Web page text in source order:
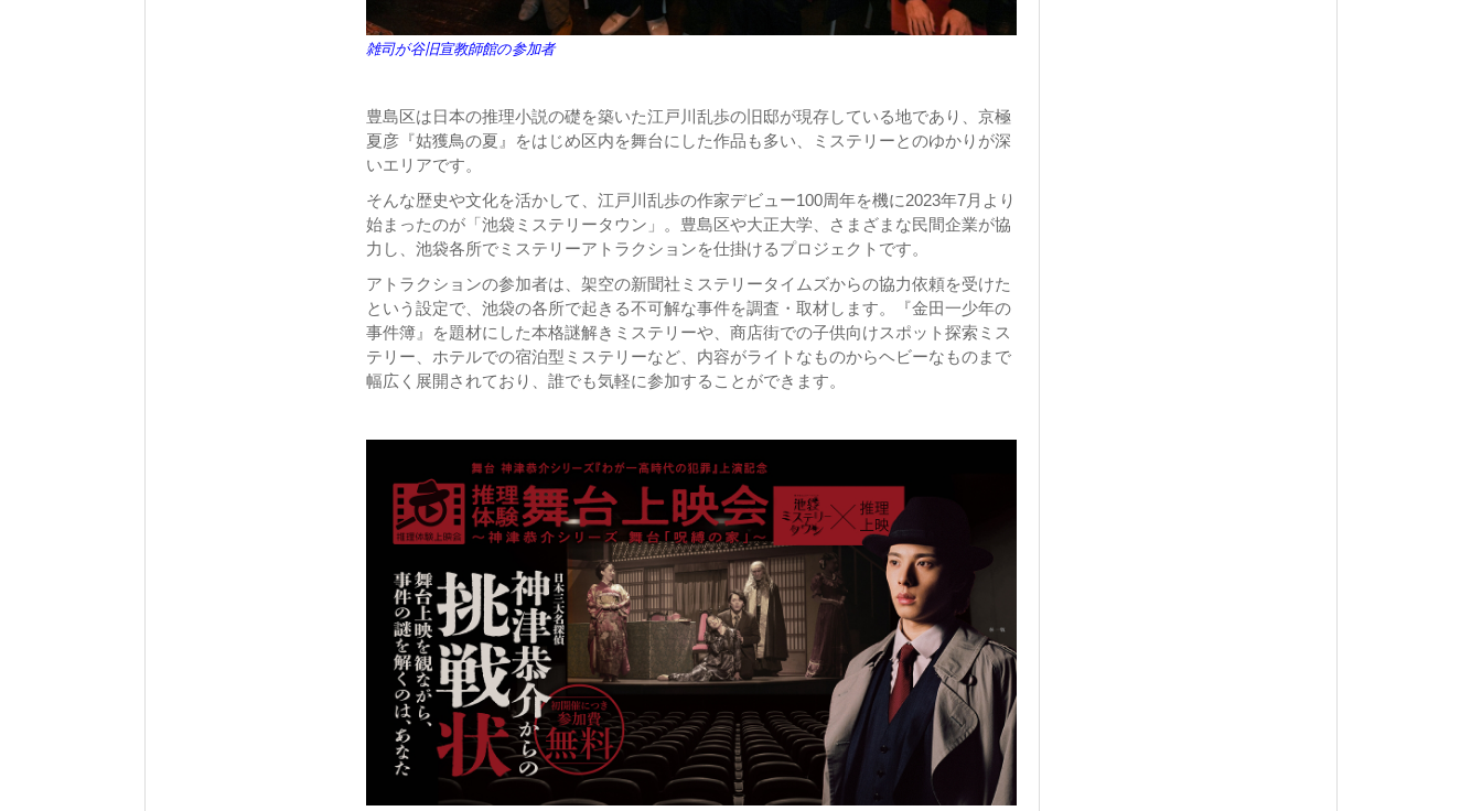
雑司が谷旧宣教師館の参加者
豊島区は日本の推理小説の礎を築いた江戸川乱歩の旧邸が現存している地であり、京極
夏彦『姑獲鳥の夏』をはじめ区内を舞台にした作品も多い、ミステリーとのゆかりが深
いエリアです。
そんな歴史や文化を活かして、江戸川乱歩の作家デビュー100周年を機に2023年7月より
始まったのが「池袋ミステリータウン」。豊島区や大正大学、さまざまな民間企業が協
力し、池袋各所でミステリーアトラクションを仕掛けるプロジェクトです。
アトラクションの参加者は、架空の新聞社ミステリータイムズからの協力依頼を受けた
という設定で、池袋の各所で起きる不可解な事件を調査・取材します。『金田一少年の
事件簿』を題材にした本格謎解きミステリーや、商店街での子供向けスポット探索ミス
テリー、ホテルでの宿泊型ミステリーなど、内容がライトなものからヘビーなものまで
幅広く展開されており、誰でも気軽に参加することができます。